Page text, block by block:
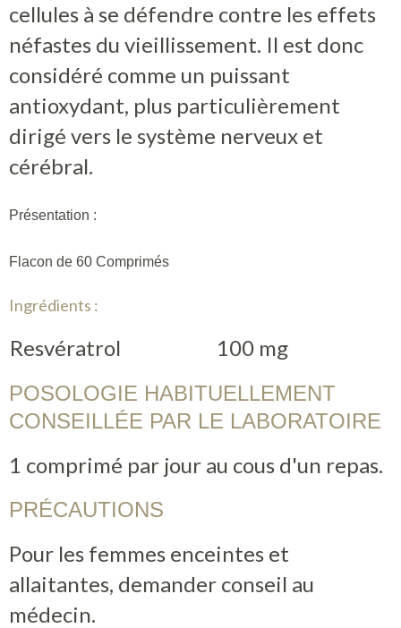
cellules à se défendre contre les effets
néfastes du vieillissement. Il est donc
considéré comme un puissant
antioxydant, plus particulièrement
dirigé vers le système nerveux et
cérébral.
Présentation :
Flacon de 60 Comprimés
Ingrédients :
Resvératrol 100 mg
POSOLOGIE HABITUELLEMENT
CONSEILLÉE PAR LE LABORATOIRE
1 comprimé par jour au cous d'un repas.
PRÉCAUTIONS
Pour les femmes enceintes et
allaitantes, demander conseil au
médecin.